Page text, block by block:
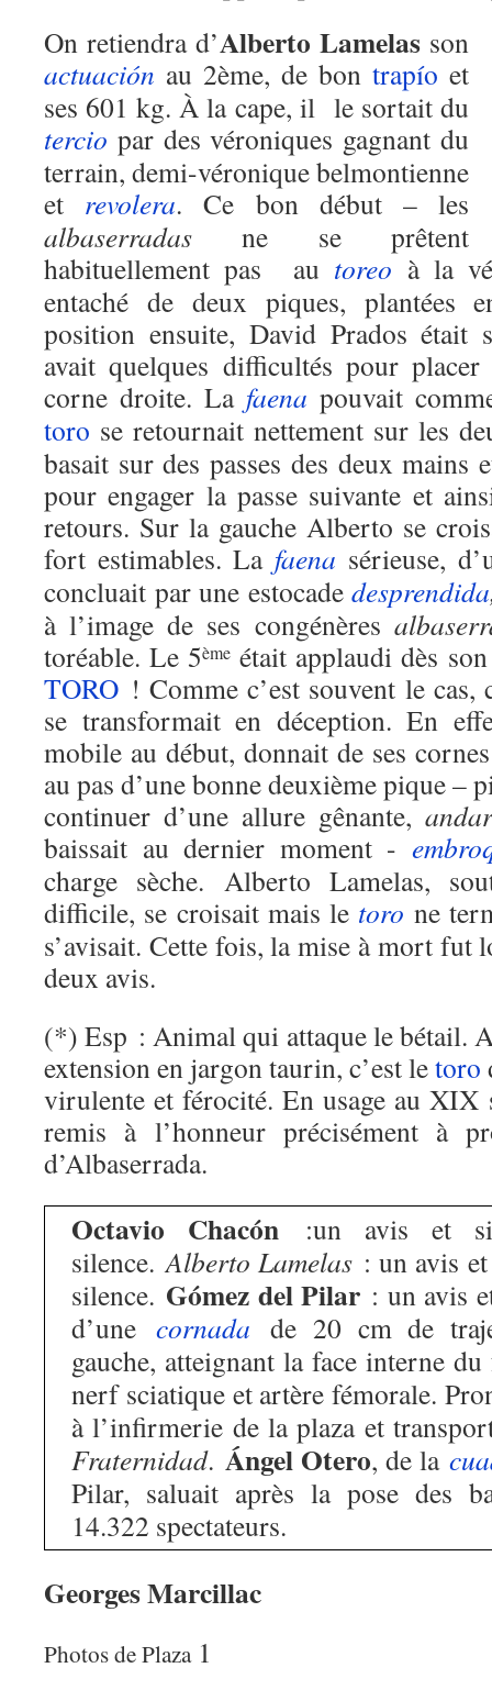
On retiendra d’Alberto Lamelas son
actuación au 2ème, de bon trapío et
ses 601 kg. À la cape, il le sortait du
tercio par des véroniques gagnant du
terrain, demi-véronique belmontienne
et revolera. Ce bon début – les
albaserradas ne se prêtent
habituellement pas au toreo à la
entaché de deux piques, plantées
position ensuite, David Prados était
avait quelques difficultés pour
corne droite. La faena pouvait
toro se retournait nettement sur les
basait sur des passes des deux mains
pour engager la passe suivante et
retours. Sur la gauche Alberto se
fort estimables. La faena sérieuse,
concluait par une estocadedesprendida
à l’image de ses congénères
toréable. Le 5ème était applaudi dès
TORO ! Comme c’est souvent le
se transformait en déception. En
mobile au début, donnait de ses
au pas d’une bonne deuxième pique
continuer d’une allure gênante,
baissait au dernier moment -
charge sèche. Alberto Lamelas,
difficile, se croisait mais le toro ne
s’avisait. Cette fois, la mise à mort
deux avis.
(*) Esp : Animal qui attaque le bétail.
extension en jargon taurin, c’est letoro
virulente et férocité. En usage au
remis à l’honneur précisément à
d’Albaserrada.
Octavio Chacón :un avis et
silence.Alberto Lamelas : un avis
silence. Gómez del Pilar : un avis
d’une cornada de 20 cm de
gauche, atteignant la face interne
nerf sciatique et artère fémorale.
à l’infirmerie de la plaza et
Fraternidad. Ángel Otero, de la
Pilar, saluait après la pose des
14.322 spectateurs.
Georges Marcillac
Photos de Plaza1